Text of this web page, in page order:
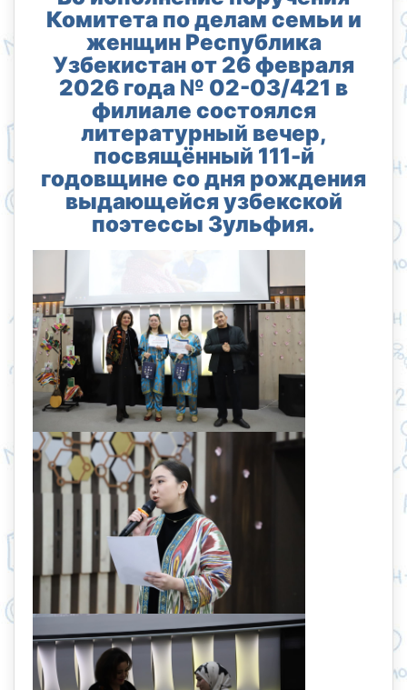
Комитета по делам семьи и
женщин Республика
Узбекистан от 26 февраля
2026 года № 02-03/421 в
филиале состоялся
литературный вечер,
посвящённый 111-й
годовщине со дня рождения
выдающейся узбекской
поэтессы Зульфия.